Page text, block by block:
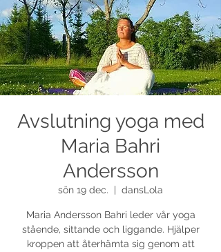
Avslutning yoga med
Maria Bahri
Andersson
sön 19 dec. dansLola
Maria Andersson Bahri leder vår yoga
stående, sittande och liggande. Hjälper
kroppen att återhämta sig genom att